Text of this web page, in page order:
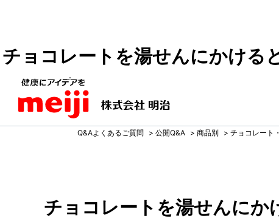
チョコレートを湯せんにかける
Q&Aよくあるご質問 > 公開Q&A > 商品別 > チョコレート
チョコレートを湯せんにか